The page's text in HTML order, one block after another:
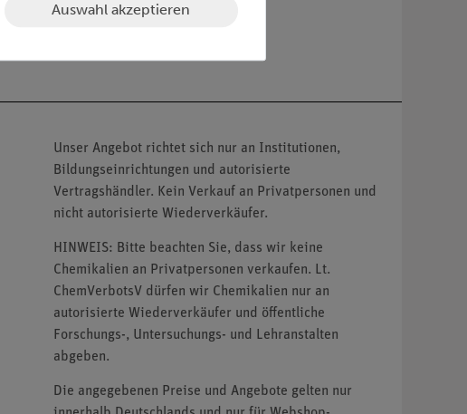
Unser Angebot richtet sich nur an Institutionen,
Bildungseinrichtungen und autorisierte
Vertragshändler. Kein Verkauf an Privatpersonen und
nicht autorisierte Wiederverkäufer.
HINWEIS: Bitte beachten Sie, dass wir keine
Chemikalien an Privatpersonen verkaufen. Lt.
ChemVerbotsV dürfen wir Chemikalien nur an
autorisierte Wiederverkäufer und öffentliche
Forschungs-, Untersuchungs- und Lehranstalten
abgeben.
Die angegebenen Preise und Angebote gelten nur
Auswahl akzeptieren